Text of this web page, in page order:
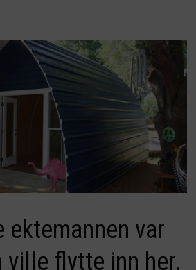
ektemannen var
ville flytte inn her.